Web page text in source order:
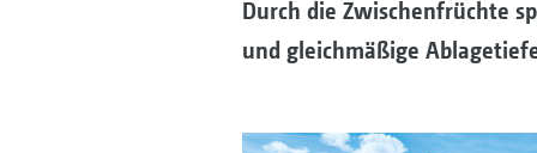
Durch die Zwischenfrüchte
und gleichmäßige